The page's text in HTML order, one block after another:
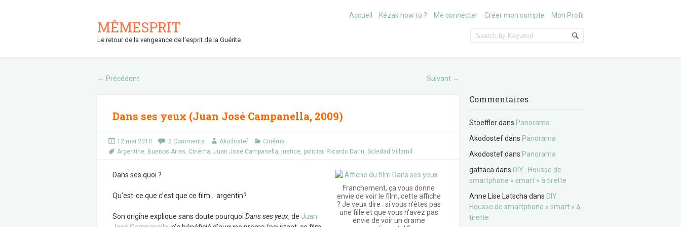
MÊMESPRIT
Le retour de la vengeance de l'esprit de la Guérite
Accueil Kézak how to ? Me connecter Créer mon compte Mon Profil
← Précédent Suivant →
Dans ses yeux (Juan José Campanella, 2009)
12 mai 2010 2 Comments Akodostef
Cinéma
Argentine, Buenos Aires, Cinéma, Juan José Campanella, justice, policier, Ricardo Darin, Soledad Villamil
Franchement, ça vous donne
envie de voir le film, cette affiche
? Je veux dire : si vous n'êtes pas
une fille et que vous n'avez pas
envie de voir un drame
Dans ses quoi ?
Qu’est-ce que c’est que ce film… argentin?
Son origine explique sans doute pourquoi Dans ses yeux, de Juan
Commentaires
Stoefflerdans Panorama
Akodostefdans Panorama
Akodostefdans Panorama
gattaca dans DIY : Housse de
smartphone « smart » à tirette
Anne Lise Latscha dans DIY :
Housse de smartphone « smart » à
tirette